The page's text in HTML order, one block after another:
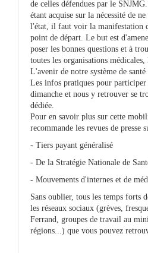
de celles défendues par le
étant acquise sur la nécessité de
l'état, il faut voir la manifestation
point de départ. Le but est
poser les bonnes questions et à
toutes les organisations médicales,
L'avenir de notre système de santé
Les infos pratiques pour
dimanche et nous y retrouver se
dédiée.
Pour en savoir plus sur cette
recommande les revues de presse
- Tiers payant généralisé
- De la Stratégie Nationale de
- Mouvements d'internes et de
Sans oublier, tous les temps forts
les réseaux sociaux (grèves,
Ferrand, groupes de travail au
régions...) que vous pouvez